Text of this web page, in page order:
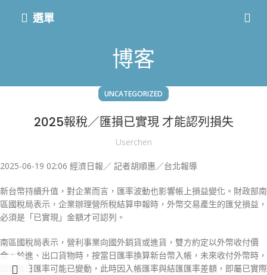
選單
博客
UNCATEGORIZED
2025報稅／匯損已實現 才能認列損失
Userchen
2025-06-19 02:06 經濟日報／ 記者胡順惠／台北報導
新台幣持續升值，對企業而言，匯率波動也影響帳上損益變化。財政部南
區國稅局表示，企業辦理營所稅結算申報時，外幣交易產生的匯兌損益，
必須是「已實現」金額才可認列。
南區國稅局表示，營利事業向國外銷貨或進貨，雙方約定以外幣收付價
金，於進、出口貨物時，按當日匯率換算新台幣入帳，未來收付外幣時，
因結匯日匯率可能已變動，此時因入帳匯率與結匯匯率差額，即屬已實際